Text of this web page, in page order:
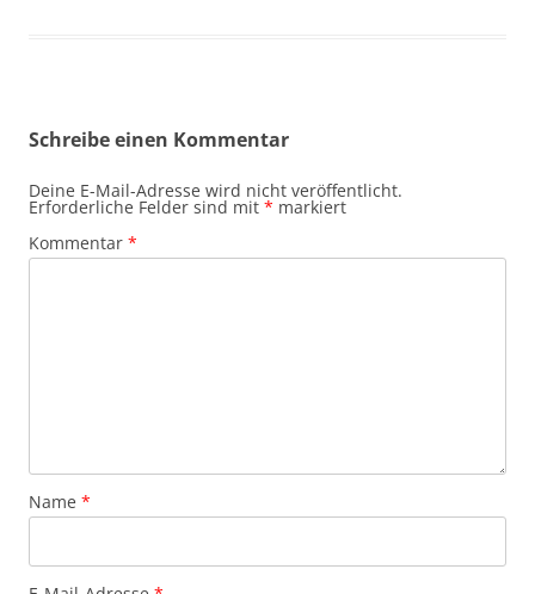
Schreibe einen Kommentar
Deine E-Mail-Adresse wird nicht veröffentlicht.
Erforderliche Felder sind mit * markiert
Kommentar *
Name *